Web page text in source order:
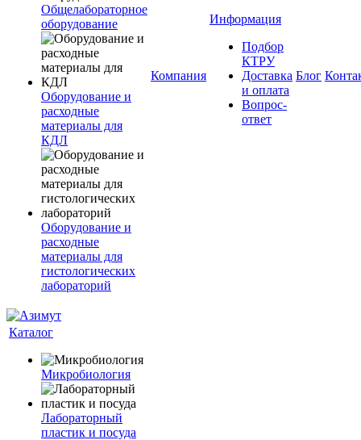
Общелабораторное
оборудование
Оборудование и
расходные
материалы для
КДЛ
Оборудование и
расходные
материалы для
гистологических
лабораторий
Компания
Информация
Подбор
КТРУ
Доставка
и оплата
Вопрос-
ответ
Блог
Каталог
Микробиология
Лабораторный
пластик и посуда